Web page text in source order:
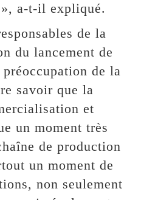
a-t-il expliqué.
de la
du lancement de
de la
savoir que la
et
un moment très
de production
un moment de
non seulement